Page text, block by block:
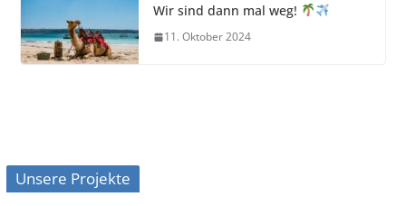
Wir sind dann mal weg!
11. Oktober 2024
Unsere Projekte